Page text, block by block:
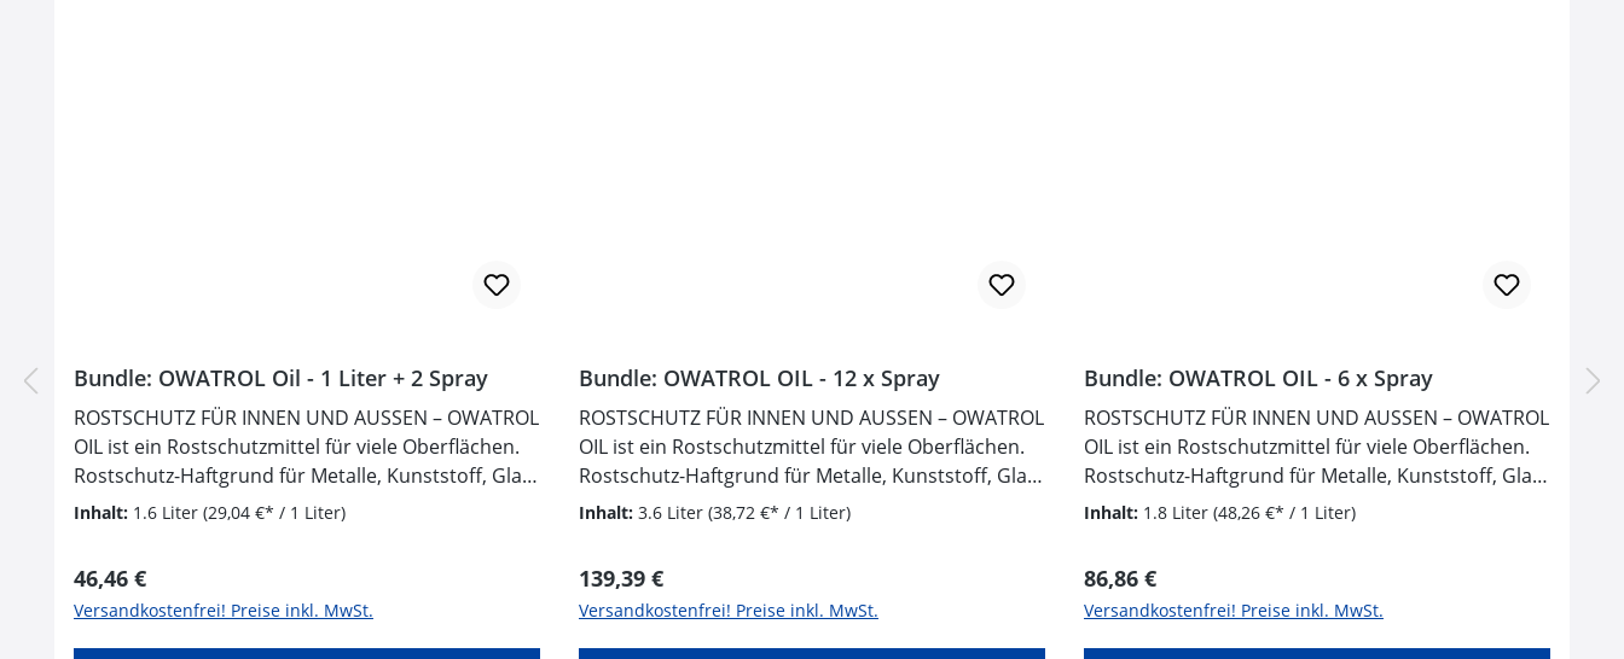
Bundle: OWATROL Oil - 1 Liter + 2 Spray
ROSTSCHUTZ FÜR INNEN UND AUSSEN – OWATROL
OIL ist ein Rostschutzmittel für viele Oberflächen.
Rostschutz-Haftgrund für Metalle, Kunststoff, Glas,
Holz… erhält die Rostoptik der Oberflächen und
bildet einen isolierenden, elastischen Schutzfilm,
der Rost stoppt und den anschließenden
Lackauftrag vereinfacht. Einfache Anwendung,
Inhalt: 1.6 Liter (29,04 €* / 1 Liter)
Regulärer Preis:
46,46 €
Versandkostenfrei! Preise inkl. MwSt.
Bundle: OWATROL OIL - 12 x Spray
ROSTSCHUTZ FÜR INNEN UND AUSSEN – OWATROL
OIL ist ein Rostschutzmittel für viele Oberflächen.
Rostschutz-Haftgrund für Metalle, Kunststoff, Glas,
Holz… erhält die Rostoptik der Oberflächen und
bildet einen isolierenden, elastischen Schutzfilm,
der Rost stoppt und den anschließenden
Lackauftrag vereinfacht. Einfache Anwendung,
Inhalt: 3.6 Liter (38,72 €* / 1 Liter)
Regulärer Preis:
139,39 €
Versandkostenfrei! Preise inkl. MwSt.
Bundle: OWATROL OIL - 6 x Spray
ROSTSCHUTZ FÜR INNEN UND AUSSEN – OWATROL
OIL ist ein Rostschutzmittel für viele Oberflächen.
Rostschutz-Haftgrund für Metalle, Kunststoff, Glas,
Holz… erhält die Rostoptik der Oberflächen und
bildet einen isolierenden, elastischen Schutzfilm,
der Rost stoppt und den anschließenden
Lackauftrag vereinfacht. Einfache Anwendung,
Inhalt: 1.8 Liter (48,26 €* / 1 Liter)
Regulärer Preis:
86,86 €
Versandkostenfrei! Preise inkl. MwSt.